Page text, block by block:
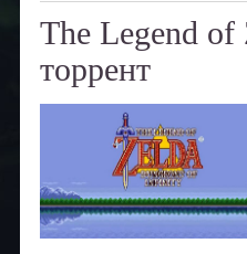
The Legend of
торрент